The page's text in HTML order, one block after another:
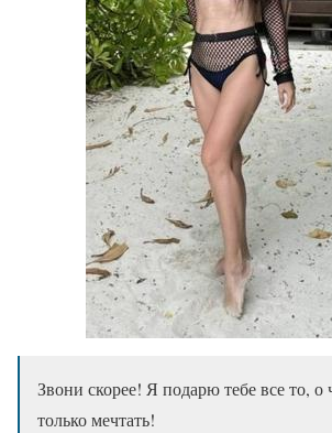
Звони скорее! Я подарю тебе все то,
только мечтать!